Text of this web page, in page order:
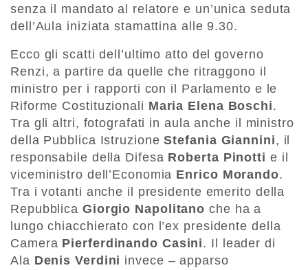
senza il mandato al relatore e un’unica seduta
dell’Aula iniziata stamattina alle 9.30.
Ecco gli scatti dell’ultimo atto del governo
Renzi, a partire da quelle che ritraggono il
ministro per i rapporti con il Parlamento e le
Riforme Costituzionali Maria Elena Boschi.
Tra gli altri, fotografati in aula anche il ministro
della Pubblica IstruzioneStefania Giannini, il
responsabile della Difesa Roberta Pinotti e il
viceministro dell’Economia Enrico Morando.
Tra i votanti anche il presidente emerito della
Repubblica Giorgio Napolitano che ha a
lungo chiacchierato con l’ex presidente della
Camera Pierferdinando Casini. Il leader di
Ala Denis Verdini invece – apparso